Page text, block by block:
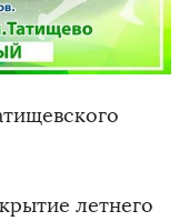
летнего